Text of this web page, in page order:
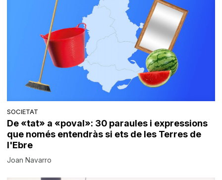
SOCIETAT
De «tat» a «poval»: 30 paraules i expressions
que només entendràs si ets de les Terres de
l'Ebre
Joan Navarro